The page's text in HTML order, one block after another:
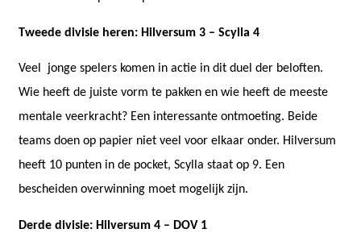
Tweede divisie heren: Hilversum 3 – Scylla 4
Veel
jonge spelers komen in actie in dit duel der beloften.
Wie heeft de juiste vorm te pakken en wie heeft de meeste
mentale veerkracht? Een interessante ontmoeting. Beide
teams doen op papier niet veel voor elkaar onder. Hilversum
heeft 10 punten in de pocket, Scylla staat op 9. Een
bescheiden overwinning moet mogelijk zijn.
Derde divisie: Hilversum 4 – DOV 1